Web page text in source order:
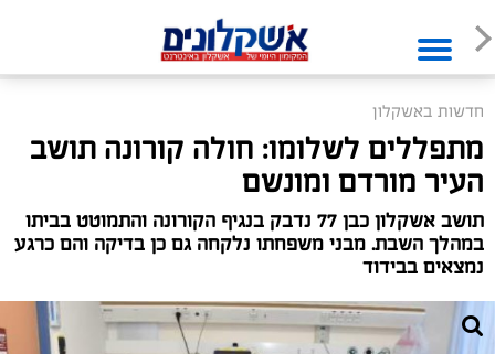
חדשות באשקלון
מתפללים לשלומו: חולה קורונה תושב
העיר מורדם ומונשם
תושב אשקלון כבן 77 נדבק בנגיף הקורונה והתמוטט בביתו
במהלך השבת. מבני משפחתו נלקחה גם כן בדיקה והם כרגע
נמצאים בבידוד